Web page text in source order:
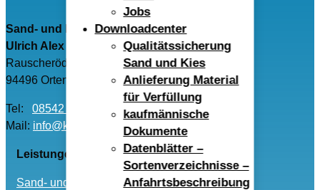
Jobs
Downloadcenter
Qualitätssicherung
Sand und Kies
Anlieferung Material
für Verfüllung
kaufmännische
Dokumente
Datenblätter –
Sortenverzeichnisse –
Anfahrtsbeschreibung
Sand- und Kieswerk Rauscheröd
Ulrich Alex GmbH
Rauscheröd 4
94496 Ortenburg
Tel: 08542 – 96040
Mail: info@kwr-alex.de
Leistungen
Sand- und Kies